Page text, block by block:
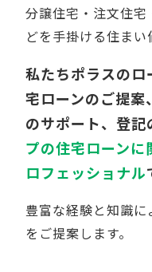
分譲住宅・注文住
どを手掛ける住まい
私たちポラスのロ
宅ローンのご提案
のサポート、登記
プの住宅ローンに
ロフェッショナル
豊富な経験と知識
をご提案します。